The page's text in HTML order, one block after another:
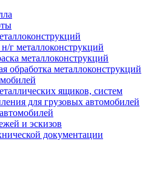
г металлоконструкций
металлоконструкций
обработка металлоконструкций
ящиков, систем
для грузовых автомобилей
и эскизов
документации